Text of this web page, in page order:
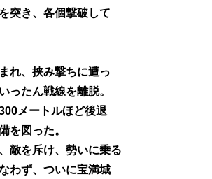
き、各個撃破して
、挟み撃ちに遭っ
たん戦線を離脱。
メートルほど後退
図った。
を斥け、勢いに乗る
ず、ついに宝満城